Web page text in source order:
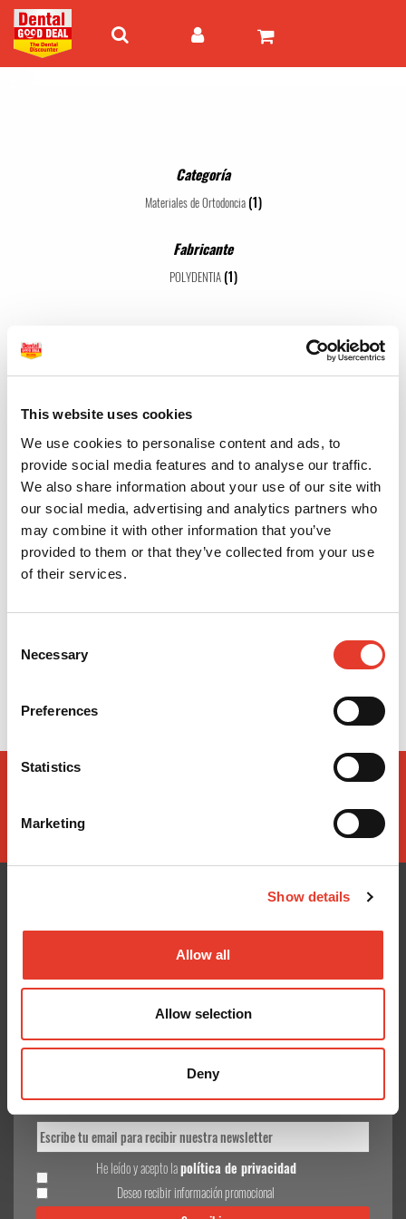
This website uses cookies
We use cookies to personalise content and ads, to
provide social media features and to analyse our traffic.
We also share information about your use of our site with
our social media, advertising and analytics partners who
may combine it with other information that you’ve
provided to them or that they’ve collected from your use
of their services.
Selection
Necessary
Preferences
Statistics
Marketing
Show details
Allow all
Allow selection
Deny
Categoría
Materiales de Ortodoncia(1)
Fabricante
POLYDENTIA(1)
POLYDENTIA
59,47 €
Quiénes somos
Gastos de envío
Contacto
GoodNews
He leído y acepto lapolítica de privacidad
Deseo recibir información promocional